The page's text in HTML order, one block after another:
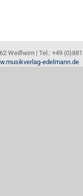
Weilheim | Tel.: +49 (0)881
edelmann.de